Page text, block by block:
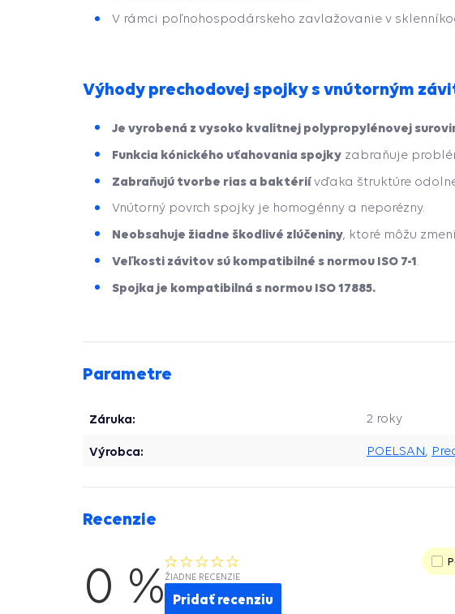
V rámci poľnohospodárskeho zavlažovanie v
Výhody prechodovej spojky s vnútorným
Je vyrobená z vysoko kvalitnej polypropylénovej
Funkcia kónického uťahovania spojky zabraňuje
Zabraňujú tvorbe rias a baktériívďaka štruktúre
Vnútorný povrch spojky je homogénny a neporézny.
Neobsahuje žiadne škodlivé zlúčeniny, ktoré môžu
Veľkosti závitov sú kompatibilné s normou ISO 7-1
Spojka je kompatibilná s normou ISO 17885.
Parametre
Záruka: 2 roky
Výrobca: POELSAN,
Recenzie
0 % ŽIADNE RECENZIE
Pridať recenziu